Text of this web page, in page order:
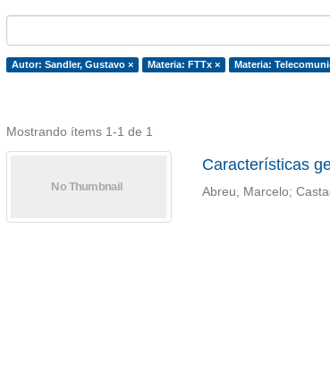
Autor: Sandler, Gustavo × Materia: FTTx × Materia:
Mostrando ítems 1-1 de 1
Características
Abreu, Marcelo;